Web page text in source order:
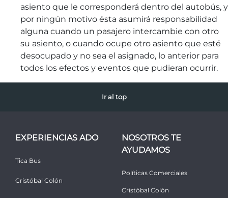
asiento que le corresponderá dentro del autobús, y
por ningún motivo ésta asumirá responsabilidad
alguna cuando un pasajero intercambie con otro
su asiento, o cuando ocupe otro asiento que esté
desocupado y no sea el asignado, lo anterior para
todos los efectos y eventos que pudieran ocurrir.
Ir al top
EXPERIENCIAS ADO
Tica Bus
Cristóbal Colón
NOSOTROS TE
AYUDAMOS
Políticas Comerciales
Cristóbal Colón